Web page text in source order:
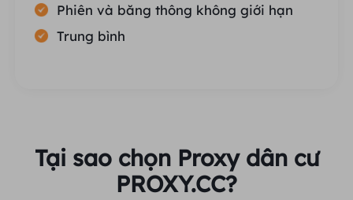
Phiên và băng thông không giới hạn
Trung bình
Tại sao chọn Proxy dân cư
PROXY.CC?